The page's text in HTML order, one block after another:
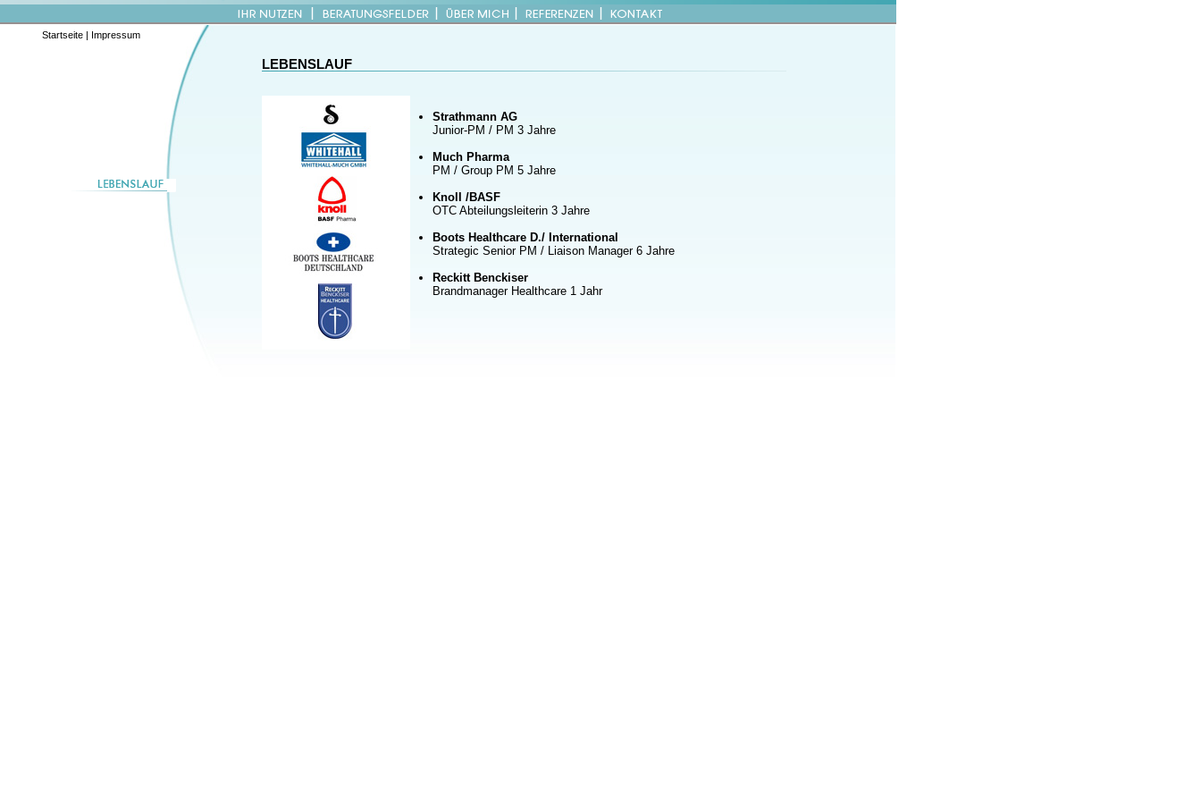
Startseite| Impressum
LEBENSLAUF
Strathmann AG
Junior-PM / PM 3 Jahre
Much Pharma
PM / Group PM 5 Jahre
Knoll /BASF
OTC Abteilungsleiterin 3 Jahre
Boots Healthcare D./ International
Strategic Senior PM / Liaison Manager 6 Jahre
Reckitt Benckiser
Brandmanager Healthcare 1 Jahr